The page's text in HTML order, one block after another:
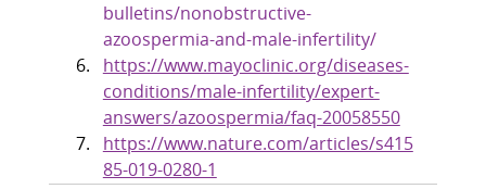
bulletins/nonobstructive-
azoospermia-and-male-infertility/
https://www.mayoclinic.org/diseases-
conditions/male-infertility/expert-
answers/azoospermia/faq-20058550
https://www.nature.com/articles/s415
85-019-0280-1